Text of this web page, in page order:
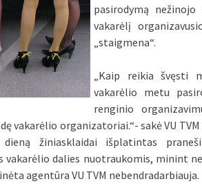
pasirodymą
vakarėlį
„staigmena“.
„Kaip reikia švęsti
vakarėlio metu
renginio
vakarėlio organizatoriai.“- sakė VU
žiniasklaidai išplatintas
dalies nuotraukomis, minint
agentūra VU TVM nebendradarbiauja.